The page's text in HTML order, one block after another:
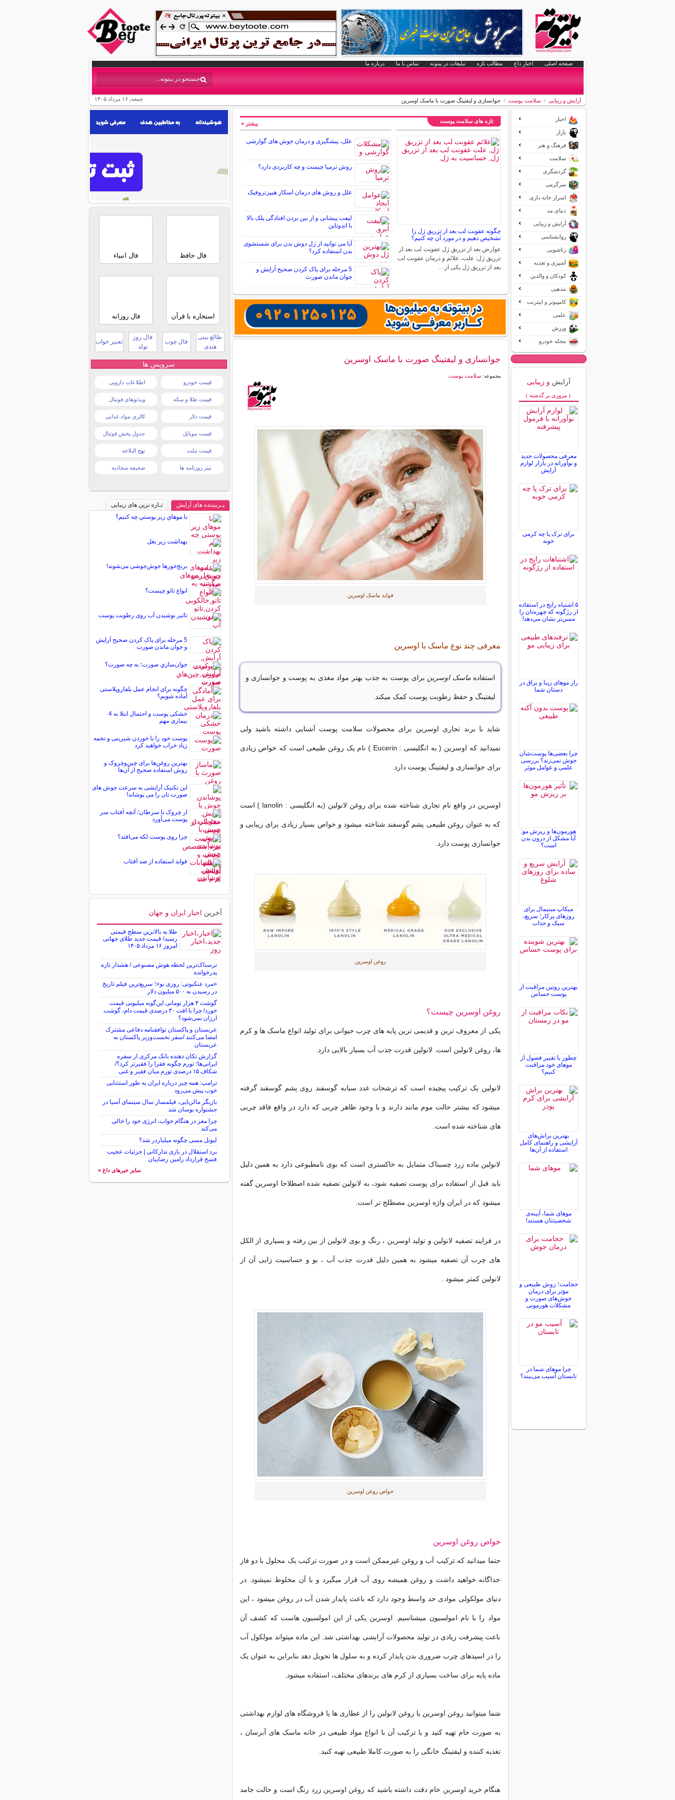
صفحه اصلی اخبار داغ مطالب تازه تبلیغات در بیتوته تماس با ما درباره ما
جمعه, ۱۶ مرداد ۱۴۰۵ آرایش و زیبایی سلامت پوست جوانسازی و لیفتینگ صورت با ماسک اوسرین
تازه های سلامت پوست
چگونه عفونت لب بعد از تزریق ژل را
تشخیص دهیم و در مورد آن چه کنیم؟
عوارض بعد از تزریق ژل عفونت لب بعد از
تزریق ژل: علت، علائم و درمان عفونت لب
بعد از تزریق ژل یکی از…
علل، پیشگیری و درمان جوش های گوارشی
روش ترمیا چیست و چه کاربردی دارد؟
علل و روش های درمان اسکار هیپرتروفیک
لیفت پیشانی و از بین بردن افتادگی پلک بالا
با اندوتاین
آیا می توانید از ژل دوش بدن برای شستشوی
بدن استفاده کرد؟
5 مرحله برای پاک کردن صحیح آرایش و
جوان ماندن صورت
بیشتر »
جوانسازی و لیفتینگ صورت با ماسک اوسرین
مجموعه:سلامت پوست
فواید ماسک اوسرین
معرفی چند نوع ماسک با اوسرین
استفادهماسک اوسرین برای پوست به جذب بهتر مواد مغذی به پوست و جوانسازی و
لیفتینگ و حفظ رطوبت پوست کمک میکند.
شاید با برند تجاری اوسرین برای محصولات سلامت پوست آشنایی داشته باشید ولی
نمیدانید که اوسرین ( به انگلیسی : Eucerin ) نام یک روغن طبیعی است که خواص زیادی
برای جوانسازی و لیفتینگ پوست دارد.
اوسرین در واقع نام تجاری شناخته شده برای روغن لانولین (به انگلیسی : lanolin ) است
که به عنوان روغن طبیعی پشم گوسفند شناخته میشود و خواص بسیار زیادی برای زیبایی و
جوانسازی پوست دارد.
روغن اوسرین
روغن اوسرین چیست؟
یکی از معروف ترین و قدیمی ترین پایه های چرب حیوانی برای تولید انواع ماسک ها و کرم
ها، روغن لانولین است. لانولین قدرت جذب آب بسیار بالایی دارد.
لانولین یک ترکیب پیچیده است که ترشحات غدد سبابه گوسفند روی پشم گوسفند گرفته
میشود که بیشتر حالت موم مانند دارند و با وجود ظاهر چربی که دارد در واقع فاقد چربی
های شناخته شده است.
لانولین ماده زرد چسبناک متمایل به خاکستری است که بوی نامطبوعی دارد به همین دلیل
باید قبل از استفاده برای پوست تصفیه شود، به لانولین تصفیه شده اصطلاحا اوسرین گفته
میشود که در ایران واژه اوسرین مصطلح تر است.
در فرایند تصفیه لانولین و تولید اوسرین ، رنگ و بوی لانولین از بین رفته و بسیاری از الکل
های چرب آن تصفیه میشود به همین دلیل قدرت جذب آب ، بو و حساسیت زایی آن از
لانولین کمتر میشود .
خواص روغن اوسرین
خواص روغن اوسرین
حتما میدانید که ترکیب آب و روغن غیرممکن است و در صورت ترکیب یک محلول با دو فاز
جداگانه خواهید داشت و روغن همیشه روی آب قرار میگیرد و با آن مخلوط نمیشود. در
دنیای مولکولی موادی حد واسط وجود دارد که باعث پایدار شدن آب در روغن میشود ، این
مواد را با نام امولسیون میشناسیم. اوسرین یکی از این امولسیون هاست که کشف آن
باعث پیشرفت زیادی در تولید محصولات آرایشی بهداشتی شد. این ماده میتواند مولکول آب
را در اسیدهای چرب ضروری بدن پایدار کرده و به سلول ها تحویل دهد بنابراین به عنوان یک
ماده پایه برای ساخت بسیاری از کرم های برندهای مختلف، استفاده میشود.
شما میتوانید روغن اوسرین یا روغن لانولین را از عطاری ها یا فروشگاه های لوازم بهداشتی
به صورت خام تهیه کنید و با ترکیب آن با انواع مواد طبیعی در خانه ماسک های آبرسان ،
تغذیه کننده و لیفتینگ خانگی را به صورت کاملا طبیعی تهیه کنید.
هنگام خرید اوسرین خام دقت داشته باشید که روغن اوسرین زرد رنگ است و حالت جامد
اخبار
بازار
فرهنگ و هنر
سلامت
گردشگری
سرگرمی
اسرار خانه داری
دنیای مد
آرایش و زیبایی
روانشناسی
زناشویی
آشپزی و تغذیه
کودکان و والدین
مذهبی
کامپیوتر و اینترنت
علمی
ورزش
مجله خودرو
آرایش و زیبایی
( مروری بر گذشته )
معرفی محصولات جدید
و نوآورانه در بازار لوازم
آرایش
برای ترک پا چه کرمی
خوبه
۵ اشتباه رایج در استفاده
از رژگونه که چهره‌تان را
مسن‌تر نشان می‌دهد!
راز موهای زیبا و براق در
دستان شما
چرا بعضی‌ها پوست‌شان
جوش نمی‌زند؟ بررسی
علمی و عوامل موثر
هورمون‌ها و ریزش مو:
آیا مشکل از درون بدن
است؟
میکاپ مینیمال برای
روزهای پرکار؛ سریع،
سبک و جذاب
بهترین روتین مراقبت از
پوست حساس
چطور با تغییر فصول از
موهای خود مراقبت
کنیم؟
بهترین براش‌های
آرایشی و راهنمای کامل
استفاده از آن‌ها
موهای شما، آیینه‌ی
شخصیتتان هستند!
حجامت؛ روش طبیعی و
مؤثر برای درمان
جوش‌های صورت و
مشکلات هورمونی
چرا موهای شما در
تابستان آسیب می‌بیند؟
فال حافظ فال انبیاء
استخاره با قرآن فال روزانه
طالع بینی
هندی
فال چوب
فال روز
تولد
تعبیر خواب
سرویس ها
قیمت خودرو اطلاعات دارویی
قیمت طلا و سکه ویدئوهای فوتبال
قیمت دلار کالری مواد غذایی
قیمت موبایل جدول پخش فوتبال
قیمت تبلت نهج البلاغه
تیتر روزنامه ها صحیفه سجادیه
پـربیننده های آرایش
تـازه ترین های زیبایی
با موهاي زير پوستي چه کنيم؟
بهداشت زیر بغل
برنج‌خور‌ها جوش‌جوشی می‌شوند!
انواع تاتو چیست؟
تاثیر نوشیدن آب روی رطوبت پوست
5 مرحله برای پاک کردن صحیح آرایش
و جوان ماندن صورت
جوان‌سازي صورت؛ به چه صورت؟
چگونه برای انجام عمل بلفاروپلاستی
آماده شویم؟
خشکی پوست و احتمال ابتلا به 4
بیماری مهم
پوست خود را با خوردن شیرینی و تخمه
زیاد خراب خواهید کرد
بهترین روغن‌ها برای چین‌وچروک و
روش استفاده صحیح از آن‌ها
این تکنیک آرایشی به سرعت جوش های
صورت تان را می پوشاند!
از چروک تا سرطان؛ آنچه آفتاب سر
پوست می‌آورد
چرا روی پوست لکه می‌افتد؟
فواید استفاده از ضد آفتاب
آخرین اخبار ایران و جهان
طلا به بالاترین سطح قیمتی
رسید/ قیمت جدید طلای جهانی
امروز ۱۶ مرداد ۱۴۰۵
ترسناک‌ترین لحظه هوش مصنوعی / هشدار تازه
پدرخوانده
«مرد عنکبوتی: روزی نو»؛ سریع‌ترین فیلم تاریخ
در رسیدن به ۵۰۰ میلیون دلار
گوشت ۴ هزار تومانی این‌گونه میلیونی قیمت
خورد/ چرا با افت ۳۰ درصدی قیمت دام، گوشت
ارزان نمی‌شود؟
عربستان و پاکستان توافقنامه دفاعی مشترک
امضا می‌کنند /سفر نخست‌وزیر پاکستان به
عربستان
گزارش تکان‌ دهنده بانک مرکزی از سفره
ایرانی‌ها؛ تورم چگونه فقرا را فقیرتر کرد؟/
شکاف ۱۵ درصدی تورم میان فقیر و غنی
ترامپ: همه چیز درباره ایران به طور استثنایی
خوب پیش می‌رود
بازیگر مالزیایی، فیلمساز سال سینمای آسیا در
جشنواره بوسان شد
چرا مغز در هنگام خواب، انرژی خود را خالی
می‌کند
لیونل مسی چگونه میلیاردر شد؟
برد استقلال در بازی تدارکاتی | جزئیات عجیب
فسخ قرارداد رامین رضاییان
سایر خبرهای داغ »